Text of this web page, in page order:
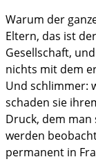
Warum der
Eltern, das ist
Gesellschaft,
nichts mit dem
Und schlimmer:
schaden sie
Druck, dem
werden
permanent in